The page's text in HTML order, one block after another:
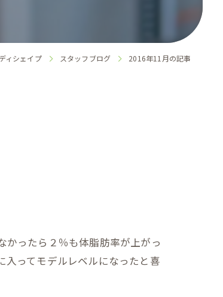
ィシェイプ スタッフブログ 2016年11月の記事
かったら２％も体脂肪率が上がっ
入ってモデルレベルになったと喜